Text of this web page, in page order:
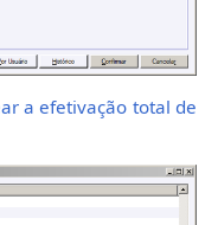
a efetivação total de